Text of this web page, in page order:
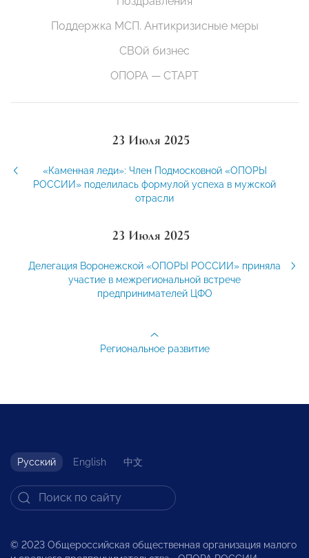
Поддержка МСП. Антикризисные меры
СВОй бизнес
ОПОРА — СТАРТ
23 Июля 2025
«Каменная леди»: Член Подмосковной «ОПОРЫ
РОССИИ» поделилась формулой успеха в мужской
отрасли
23 Июля 2025
Делегация Воронежской «ОПОРЫ РОССИИ» приняла
участие в межрегиональной встрече
предпринимателей ЦФО
Региональное развитие
Русский English 中文
© 2023 Общероссийская общественная организация малого